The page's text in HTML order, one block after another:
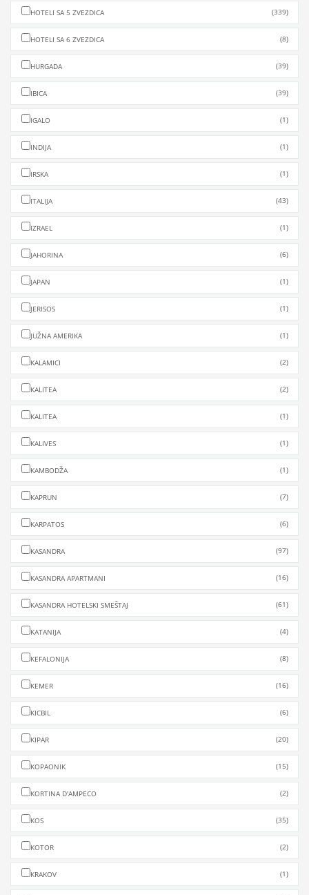
HOTELI SA 5 ZVEZDICA (339)
HOTELI SA 6 ZVEZDICA (8)
HURGADA (39)
IBICA (39)
IGALO (1)
INDIJA (1)
IRSKA (1)
ITALIJA (43)
IZRAEL (1)
JAHORINA (6)
JAPAN (1)
JERISOS (1)
JUŽNA AMERIKA (1)
KALAMICI (2)
KALITEA (2)
KALITEA (1)
KALIVES (1)
KAMBODŽA (1)
KAPRUN (7)
KARPATOS (6)
KASANDRA (97)
KASANDRA APARTMANI (16)
KASANDRA HOTELSKI SMEŠTAJ (61)
KATANIJA (4)
KEFALONIJA (8)
KEMER (16)
KICBIL (6)
KIPAR (20)
KOPAONIK (15)
KORTINA D'AMPECO (2)
KOS (35)
KOTOR (2)
KRAKOV (1)